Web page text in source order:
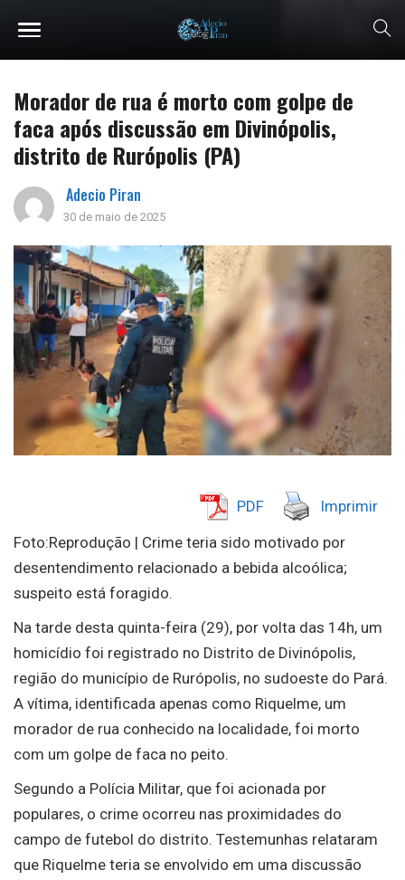
Morador de rua é morto com golpe de
faca após discussão em Divinópolis,
distrito de Rurópolis (PA)
Adecio Piran
30 de maio de 2025
PDF Imprimir
Foto:Reprodução | Crime teria sido motivado por
desentendimento relacionado a bebida alcoólica;
suspeito está foragido.
Na tarde desta quinta-feira (29), por volta das 14h, um
homicídio foi registrado no Distrito de Divinópolis,
região do município de Rurópolis, no sudoeste do Pará.
A vítima, identificada apenas como Riquelme, um
morador de rua conhecido na localidade, foi morto
com um golpe de faca no peito.
Segundo a Polícia Militar, que foi acionada por
populares, o crime ocorreu nas proximidades do
campo de futebol do distrito. Testemunhas relataram
que Riquelme teria se envolvido em uma discussão